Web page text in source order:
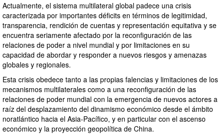
Actualmente, el sistema multilateral global padece una crisis
caracterizada por importantes déficits en términos de legitimidad,
transparencia, rendición de cuentas y representación equitativa y se
encuentra seriamente afectado por la reconfiguración de las
relaciones de poder a nivel mundial y por limitaciones en su
capacidad de abordar y responder a nuevos riesgos y amenazas
globales y regionales.
Esta crisis obedece tanto a las propias falencias y limitaciones de los
mecanismos multilaterales como a una reconfiguración de las
relaciones de poder mundial con la emergencia de nuevos actores a
raíz del desplazamiento del dinamismo económico desde el ámbito
noratlántico hacia el Asia-Pacífico, y en particular con el ascenso
económico y la proyección geopolítica de China.